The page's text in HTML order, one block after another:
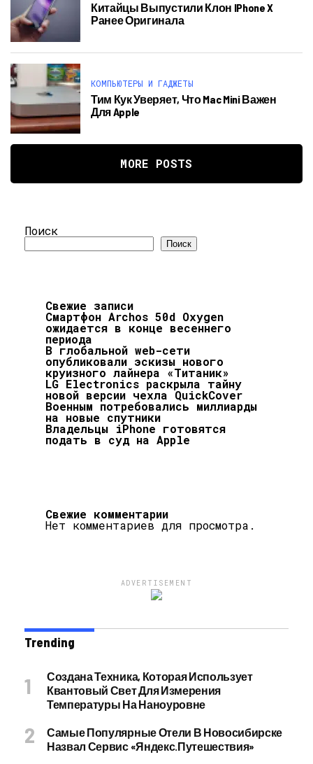
Китайцы Выпустили Клон IPhone X
Ранее Оригинала
КОМПЬЮТЕРЫ И ГАДЖЕТЫ
Тим Кук Уверяет, Что Mac Mini Важен
Для Apple
MORE POSTS
Поиск
Поиск
Свежие записи
Смартфон Archos 50d Oxygen
ожидается в конце весеннего
периода
В глобальной web-сети
опубликовали эскизы нового
круизного лайнера «Титаник»
LG Electronics раскрыла тайну
новой версии чехла QuickCover
Военным потребовались миллиарды
на новые спутники
Владельцы iPhone готовятся
подать в суд на Apple
Свежие комментарии
Нет комментариев для просмотра.
ADVERTISEMENT
Trending
Создана Техника, Которая Использует
Квантовый Свет Для Измерения
Температуры На Наноуровне
Самые Популярные Отели В Новосибирске
Назвал Сервис «Яндекс.Путешествия»